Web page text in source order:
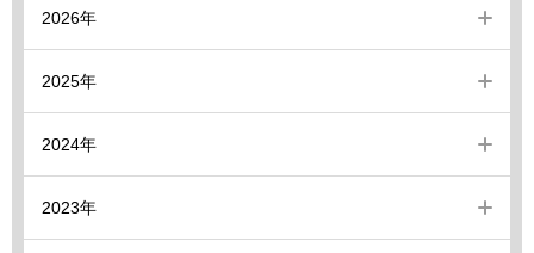
2026年
2025年
2024年
2023年